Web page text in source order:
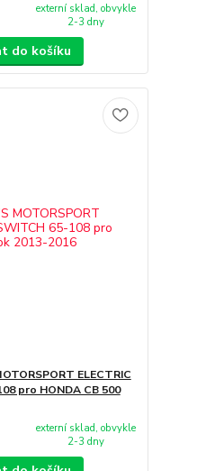
externí sklad, obvykle
2-3 dny
do košíku
ELECTRIC
pro HONDA CB 500
externí sklad, obvykle
2-3 dny